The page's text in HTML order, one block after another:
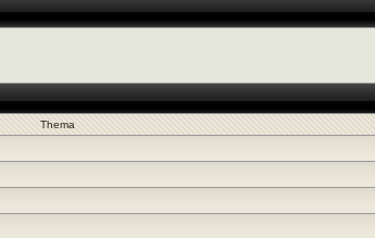
Thema